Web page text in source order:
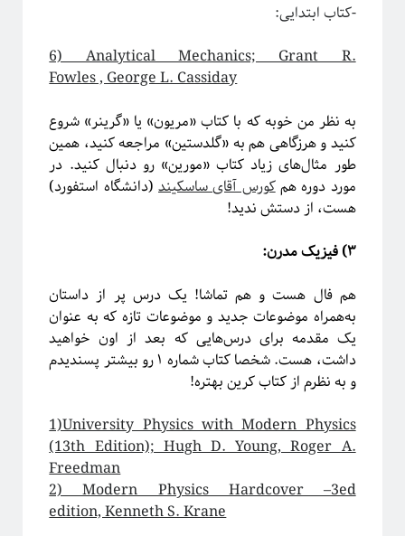
آیا فیزیک می‌تواند شبکه‌های اجتماعی را مدل‌سازی کند؟
برچسب‌ها
Emergence آشوب آمار آینشتین
اخترفیزیک انتخاب رشته انتروپی
بازبهنجارش برآمدگی
-کتاب ابتدایی:
6) Analytical Mechanics; Grant R.
Fowles , George L. Cassiday
به نظر من خوبه که با کتاب «مریون» یا «گرینر» شروع
کنید و هرزگاهی هم به «گلدستین» مراجعه کنید، همین
طور مثال‌‌های زیاد کتاب «مورین»‌ رو دنبال کنید. در
مورد دوره همکورس آقای ساسکیند(دانشگاه استفورد)
هست، از دستش ندید!
۳) فیزیک مدرن:
هم فال هست و هم تماشا! یک درس پر از داستان
به‌همراه موضوعات جدید و موضوعات تازه که به عنوان
یک مقدمه برای درس‌هایی که بعد از اون خواهید
داشت، هست. شخصا کتاب شماره ۱ رو بیشتر پسندیدم
و به نظرم از کتاب کرین بهتره!
1)University Physics with Modern Physics
(13th Edition); Hugh D. Young, Roger A.
Freedman
2) Modern Physics Hardcover –3ed
edition, Kenneth S. Krane